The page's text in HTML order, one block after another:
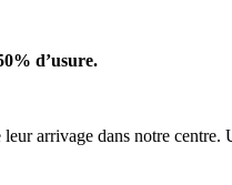
d’usure.
arrivage dans notre